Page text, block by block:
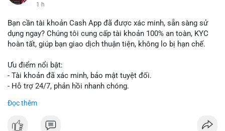
1 h
Bạn cần tài khoản Cash App đã được xác minh, sẵn sàng sử
dụng ngay? Chúng tôi cung cấp tài khoản 100% an toàn, KYC
hoàn tất, giúp bạn giao dịch thuận tiện, không lo bị hạn chế.
Ưu điểm nổi bật:
- Tài khoản đã xác minh, bảo mật tuyệt đối.
- Hỗ trợ 24/7, phản hồi nhanh chóng.
nay:
Đọc thêm